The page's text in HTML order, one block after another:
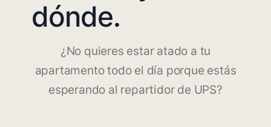
dónde.
¿No quieres estar atado a tu
apartamento todo el día porque estás
esperando al repartidor de UPS?